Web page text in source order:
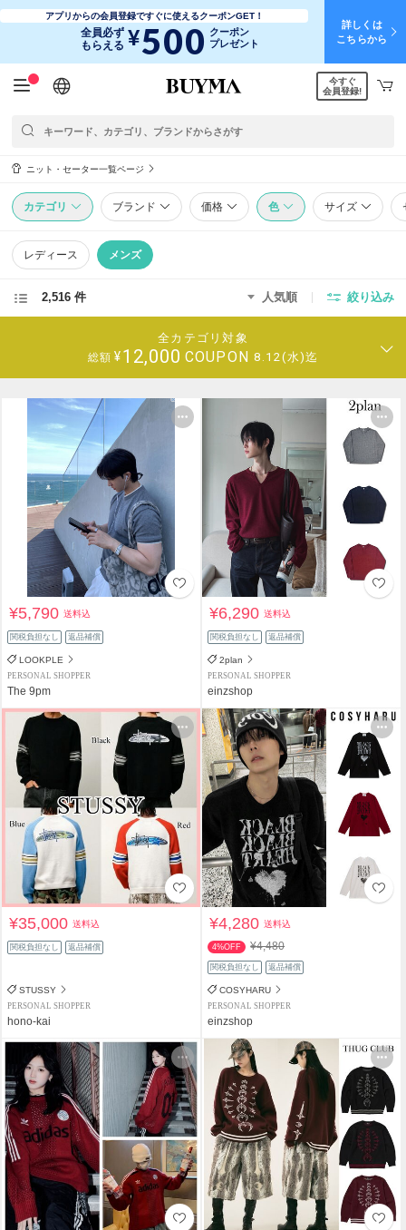
アプリからの会員登録ですぐに使えるクーポンGET！
全員必ず
もらえる ¥500 クーポン
プレゼント
詳しくは
こちらから
日本語
English
简体中文
繁體中文
今すぐ
会員登録!
ニット・セーター一覧ページ
カテゴリ ブランド 価格 色 サイズ
レディース メンズ
2,516 件 人気順 絞り込み
全カテゴリ対象
総額 ¥12,000 COUPON 8.12(水)迄
¥5,790送料込
関税負担なし 返品補償
LOOKPLE
PERSONAL SHOPPER
The 9pm
¥6,290送料込
関税負担なし 返品補償
2plan
PERSONAL SHOPPER
einzshop
¥35,000送料込
関税負担なし 返品補償
STUSSY
PERSONAL SHOPPER
hono-kai
¥4,280送料込
4%OFF ¥4,480
関税負担なし 返品補償
COSYHARU
PERSONAL SHOPPER
einzshop